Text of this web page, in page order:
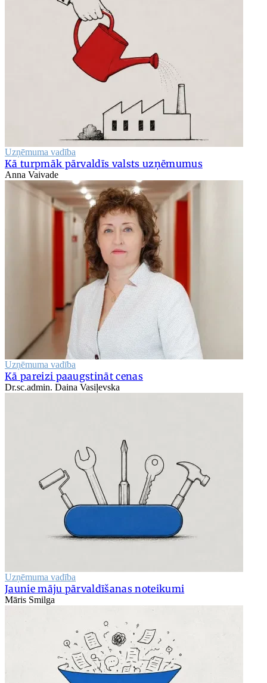
Uzņēmuma vadība
Kā turpmāk pārvaldīs valsts uzņēmumus
Anna Vaivade
Uzņēmuma vadība
Kā pareizi paaugstināt cenas
Dr.sc.admin. Daina Vasiļevska
Uzņēmuma vadība
Jaunie māju pārvaldīšanas noteikumi
Māris Smilga